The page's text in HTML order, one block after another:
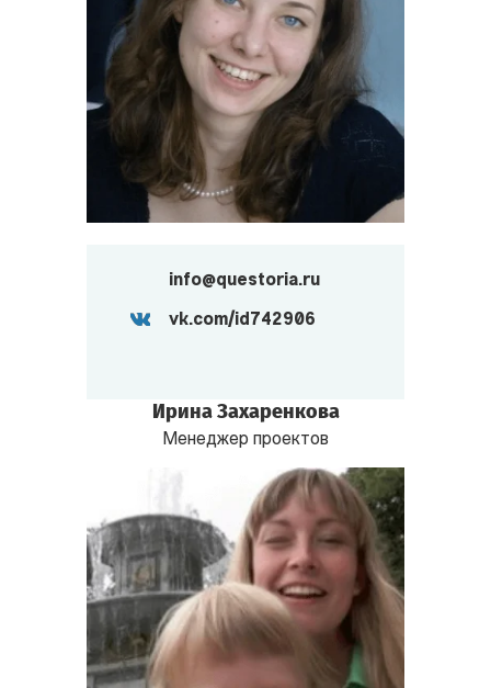
info@questoria.ru
vk.com/id742906
Ирина Захаренкова
Менеджер проектов